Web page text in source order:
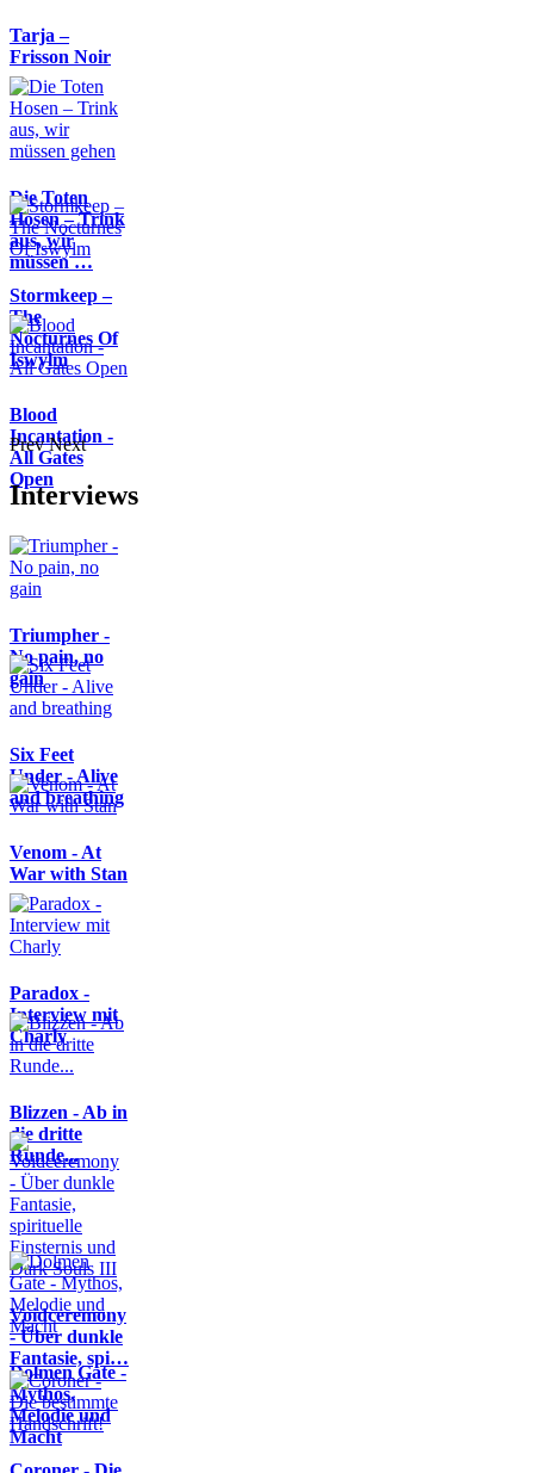
Tarja –
Frisson Noir
Die Toten
Hosen – Trink
aus, wir
müssen …
Stormkeep –
The
Nocturnes Of
Iswylm
Blood
Incantation -
All Gates
Open
Prev Next
Interviews
Triumpher -
No pain, no
gain
Six Feet
Under - Alive
and breathing
Venom - At
War with Stan
Paradox -
Interview mit
Charly
Blizzen - Ab in
die dritte
Runde...
Voidceremony
- Über dunkle
Fantasie, spi…
Dolmen Gate -
Mythos,
Melodie und
Macht